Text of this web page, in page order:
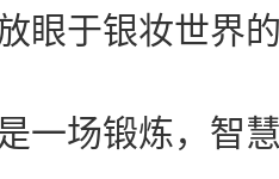
眼于银妆世界
场锻炼，智慧